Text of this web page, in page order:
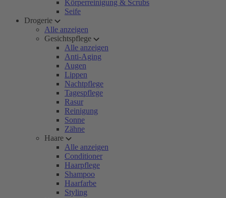
Körperreinigung & Scrubs
Seife
Drogerie
Alle anzeigen
Gesichtspflege
Alle anzeigen
Anti-Aging
Augen
Lippen
Nachtpflege
Tagespflege
Rasur
Reinigung
Sonne
Zähne
Haare
Alle anzeigen
Conditioner
Haarpflege
Shampoo
Haarfarbe
Styling